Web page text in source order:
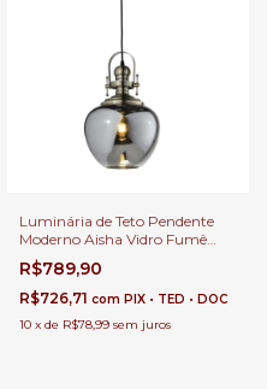
Luminária de Teto Pendente
Moderno Aisha Vidro Fumê
Para Salas Lavabos Balcão e
Cabeceira de Cama
R$789,90
R$726,71 com PIX • TED • DOC
10 x de R$78,99 sem juros